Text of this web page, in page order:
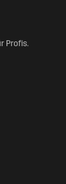
Profis.